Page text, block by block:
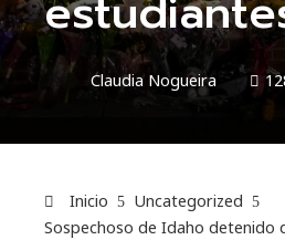
Claudia Nogueira
Inicio
Uncategorized
Sospechoso de Idaho detenido